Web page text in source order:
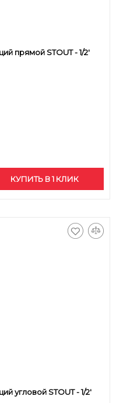
прямой STOUT - 1/2'
КУПИТЬ В 1 КЛИК
угловой STOUT - 1/2'